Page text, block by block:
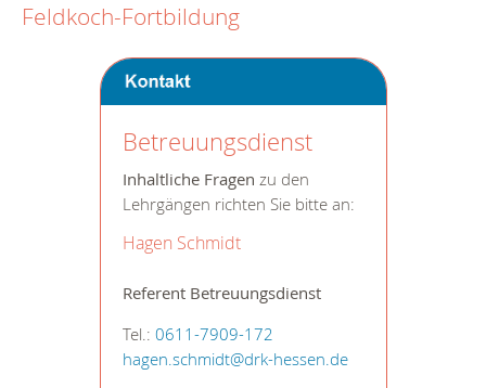
Feldkoch-Fortbildung
Betreuungsdienst
Inhaltliche Fragen zu den
Lehrgängen richten Sie bitte an:
Hagen Schmidt
Referent Betreuungsdienst
Tel.: 0611-7909-172
hagen.schmidt@drk-hessen.de